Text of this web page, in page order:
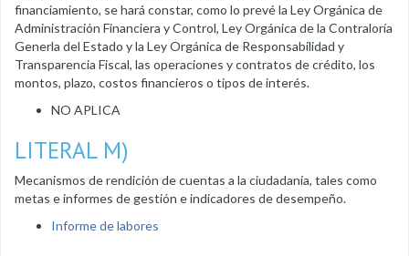
financiamiento, se hará constar, como lo prevé la Ley Orgánica de
Administración Financiera y Control, Ley Orgánica de la Contraloría
Generla del Estado y la Ley Orgánica de Responsabilidad y
Transparencia Fiscal, las operaciones y contratos de crédito, los
montos, plazo, costos financieros o tipos de interés.
NO APLICA
LITERAL M)
Mecanismos de rendición de cuentas a la ciudadanía, tales como
metas e informes de gestión e indicadores de desempeño.
Informe de labores